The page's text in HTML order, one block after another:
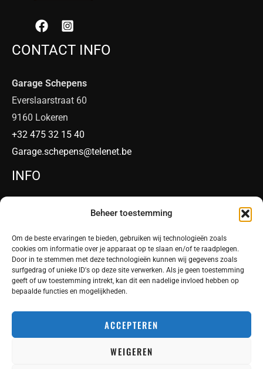
Beheer toestemming
Om de beste ervaringen te bieden, gebruiken wij technologieën zoals
cookies om informatie over je apparaat op te slaan en/of te raadplegen.
Door in te stemmen met deze technologieën kunnen wij gegevens zoals
surfgedrag of unieke ID's op deze site verwerken. Als je geen toestemming
geeft of uw toestemming intrekt, kan dit een nadelige invloed hebben op
bepaalde functies en mogelijkheden.
ACCEPTEREN
WEIGEREN
CONTACT INFO
Garage Schepens
Everslaarstraat 60
9160 Lokeren
+32 475 32 15 40
Garage.schepens@telenet.be
INFO
Website LMX Bikes
Prijslijst Sherco België
Prijslijst Vent België